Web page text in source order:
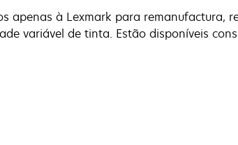
apenas à Lexmark para remanufactura,
variável de tinta. Estão disponíveis